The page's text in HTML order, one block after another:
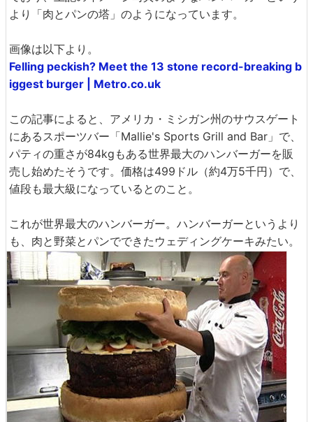
より「肉とパンの塔」のようになっています。
画像は以下より。
Felling peckish? Meet the 13 stone record-breaking b
iggest burger | Metro.co.uk
この記事によると、アメリカ・ミシガン州のサウスゲート
にあるスポーツバー「Mallie's Sports Grill and Bar」で、
パティの重さが84kgもある世界最大のハンバーガーを販
売し始めたそうです。価格は499ドル（約4万5千円）で、
値段も最大級になっているとのこと。
これが世界最大のハンバーガー。ハンバーガーというより
も、肉と野菜とパンでできたウェディングケーキみたい。